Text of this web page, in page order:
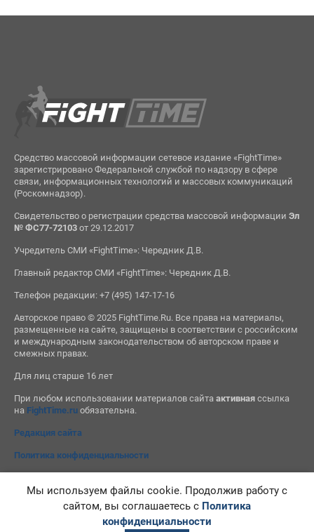
Средство массовой информации сетевое издание «FightTime»
зарегистрировано Федеральной службой по надзору в сфере
связи, информационных технологий и массовых коммуникаций
(Роскомнадзор).
Свидетельство о регистрации средства массовой информации Эл
№ ФС77-72103от 29.12.2017
Учредитель СМИ «FightTime»: Чередник Д.В.
Главный редактор СМИ «FightTime»: Чередник Д.В.
Телефон редакции: +7 (495) 147-17-16
Авторское право © 2025 FightTime.Ru. Все права на материалы,
размещенные на сайте, защищены в соответствии с российским
и международным законодательством об авторском праве и
смежных правах.
Для лиц старше 16 лет
При любом использовании материалов сайта активнаяссылка
на FightTime.ruобязательна.
Редакция сайта
Политика конфиденциальности
Мы используем файлы cookie. Продолжив работу с
сайтом, вы соглашаетесь с Политика
конфиденциальности